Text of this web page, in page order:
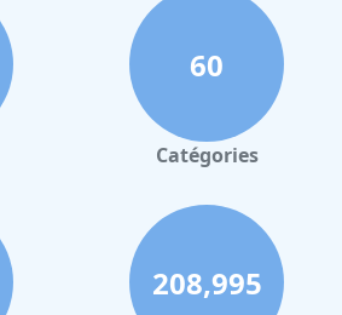
60
Catégories
208,995